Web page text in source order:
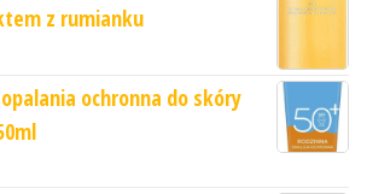
z rumianku
ochronna do skóry